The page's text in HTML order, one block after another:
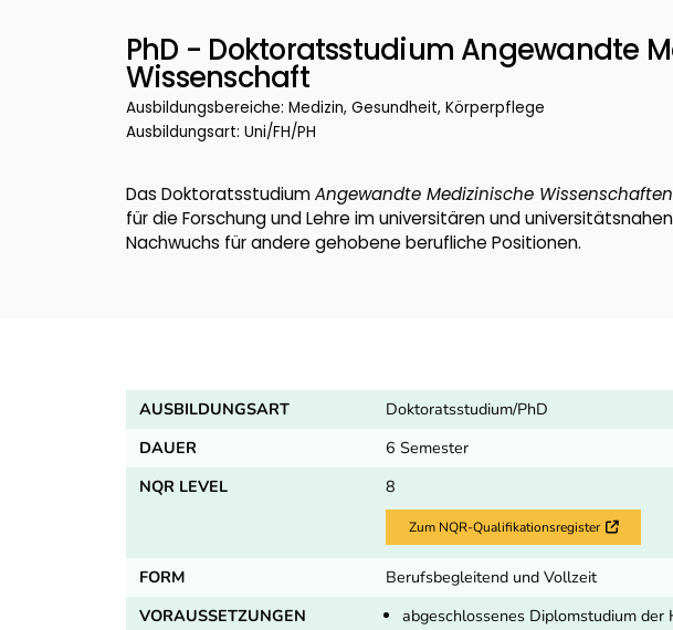
PhD - Doktoratsstudium Angewandte
Wissenschaft
Ausbildungsbereiche: Medizin, Gesundheit, Körperpflege
Ausbildungsart: Uni/FH/PH
Das DoktoratsstudiumAngewandte Medizinische Wissenschaften
für die Forschung und Lehre im universitären und
Nachwuchs für andere gehobene berufliche Positionen.
AUSBILDUNGSART
Doktoratsstudium/PhD
DAUER
6 Semester
NQR LEVEL
8
Zum NQR-Qualifikationsregister
FORM
Berufsbegleitend und Vollzeit
VORAUSSETZUNGEN
abgeschlossenes Diplomstudium der